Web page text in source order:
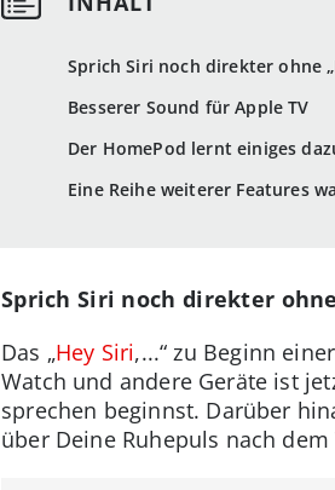
Sprich Siri noch direkter ohne
Besserer Sound für Apple TV
Der HomePod lernt einiges
Eine Reihe weiterer Features
Sprich Siri noch direkter
Das „Hey Siri,...“ zu Beginn
Watch und andere Geräte ist
sprechen beginnst. Darüber
über Deine Ruhepuls nach